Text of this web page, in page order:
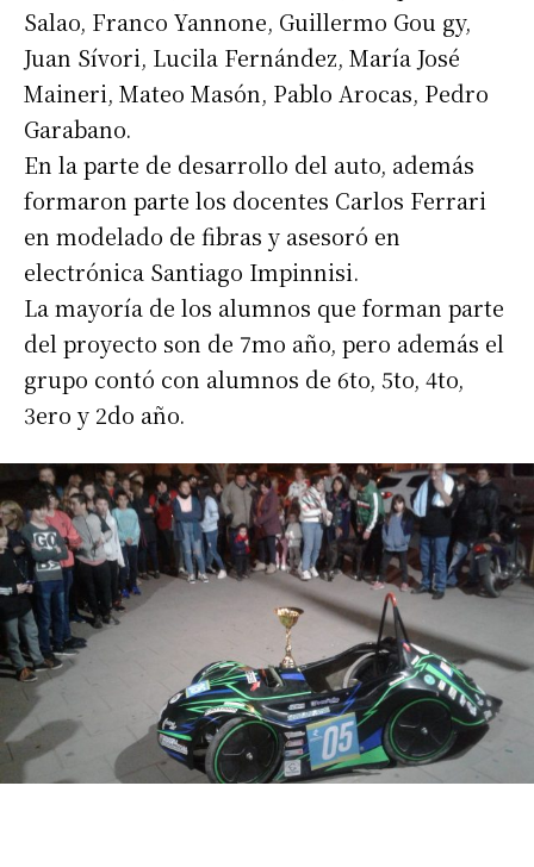
Salao, Franco Yannone, Guillermo Gou gy,
Juan Sívori, Lucila Fernández, María José
Maineri, Mateo Masón, Pablo Arocas, Pedro
Garabano.
En la parte de desarrollo del auto, además
formaron parte los docentes Carlos Ferrari
en modelado de fibras y asesoró en
electrónica Santiago Impinnisi.
La mayoría de los alumnos que forman parte
del proyecto son de 7mo año, pero además el
grupo contó con alumnos de 6to, 5to, 4to,
3ero y 2do año.